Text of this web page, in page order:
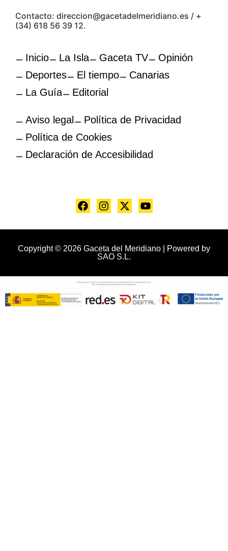
Contacto: direccion@gacetadelmeridiano.es / +
(34) 618 56 39 12.
Inicio La Isla Gaceta TV
Opinión
Deportes
El tiempo
Canarias
La Guía
Editorial
Aviso legal
Política de Privacidad
Política de Cookies
Declaración de Accesibilidad
Copyright © 2026 Gaceta del Meridiano | Powered by
SAO S.L.